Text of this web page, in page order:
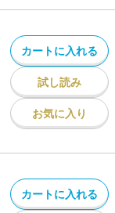
カートに入れる
試し読み
お気に入り
カートに入れる